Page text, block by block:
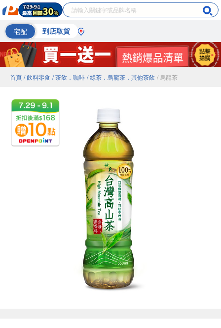
宅配 到店取貨
首頁 / 飲料零食 / 茶飲．咖啡 / 綠茶．烏龍茶．其他茶飲 / 烏龍茶